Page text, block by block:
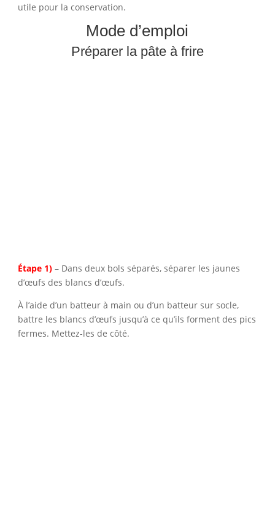
utile pour la conservation.
Mode d’emploi
Préparer la pâte à frire
Étape 1) – Dans deux bols séparés, séparer les jaunes
d’œufs des blancs d’œufs.
À l’aide d’un batteur à main ou d’un batteur sur socle,
battre les blancs d’œufs jusqu’à ce qu’ils forment des pics
fermes. Mettez-les de côté.